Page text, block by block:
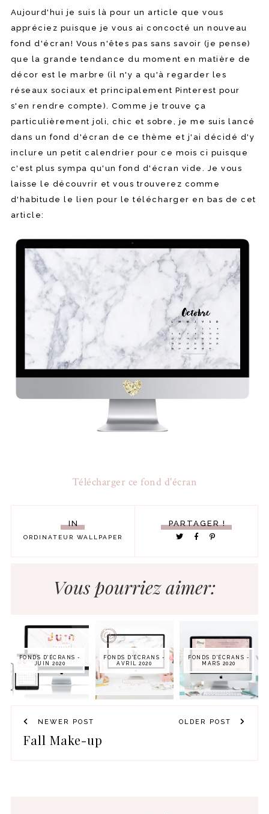
Aujourd'hui je suis là pour un article que vous
appréciez puisque je vous ai concocté un nouveau
fond d'écran! Vous n'êtes pas sans savoir (je pense)
que la grande tendance du moment en matière de
décor est le marbre (il n'y a qu'à regarder les
réseaux sociaux et principalement Pinterest pour
s'en rendre compte). Comme je trouve ça
particulièrement joli, chic et sobre, je me suis lancé
dans un fond d'écran de ce thème et j'ai décidé d'y
inclure un petit calendrier pour ce mois ci puisque
c'est plus sympa qu'un fond d'écran vide. Je vous
laisse le découvrir et vous trouverez comme
d'habitude le lien pour le télécharger en bas de cet
article:
Télécharger ce fond d'écran
PARTAGER !
IN
ORDINATEUR WALLPAPER
Vous pourriez aimer:
FONDS D'ÉCRANS -
JUIN 2020
FONDS D'ÉCRANS -
AVRIL 2020
FONDS D'ÉCRANS -
MARS 2020
NEWER POST
Fall Make-up
OLDER POST